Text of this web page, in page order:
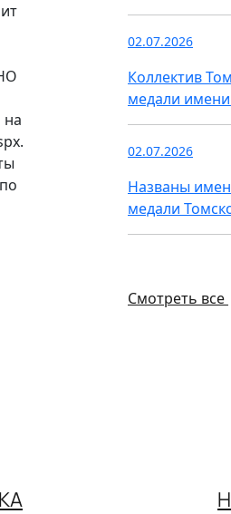
на
02.07.2026
Коллектив
медали
02.07.2026
Названы
медали
Смотреть все